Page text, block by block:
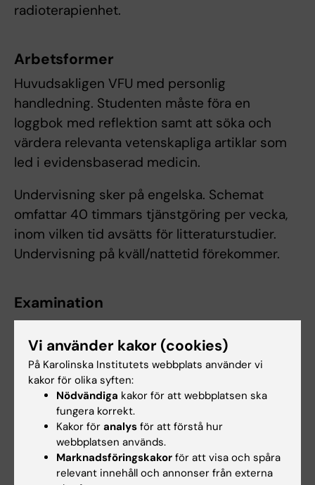
radioterapienhet.
Arbetsformer
Huvudsakligen VFU med personlig
handledning. Studenten måste föra en
loggbok med reflektion samt att söka och
värdera relevanta vetenskapliga artiklar som
led i evidensbaserad medicin.
Undervisning sker på engelska. Schemat
omfattar 40 timmars tjänstgöring per vecka,
inom vilken tid avsätts för litteraturstudier.
Undervisning på kväll/nattetid förekommer.
Examination
av färdigheter och kunskaper som
vidarerapporteras till huvudhandledaren då
studenten handleds av andra.
Examination:Muntliga redovisningar av
patientfall.
Godkänd loggbok.
Vi använder kakor (cookies)
På Karolinska Institutets webbplats använder vi
kakor för olika syften:
Nödvändiga kakor för att webbplatsen ska
fungera korrekt.
Kakor för analys för att förstå hur
webbplatsen används.
Marknadsföringskakor för att visa och spåra
relevant innehåll och annonser från externa